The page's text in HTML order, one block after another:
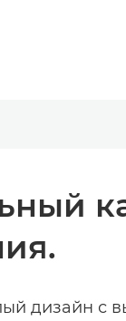
дизайн с